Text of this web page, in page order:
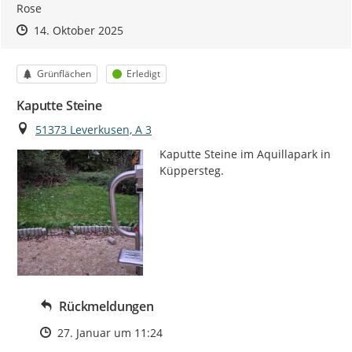
Rose
Zeitpunkt des Erstellens
Zeitpunkt des Erstellens
14. Oktober 2025Zur Äußerung
Kategorie
Grünflächen Status
Erledigt
Kaputte Steine
Ort
51373 Leverkusen, A 3
Kaputte Steine im Aquillapark in
Küppersteg.
Rückmeldungen
Zeitpunkt des Erstellens
27. Januar um 11:24